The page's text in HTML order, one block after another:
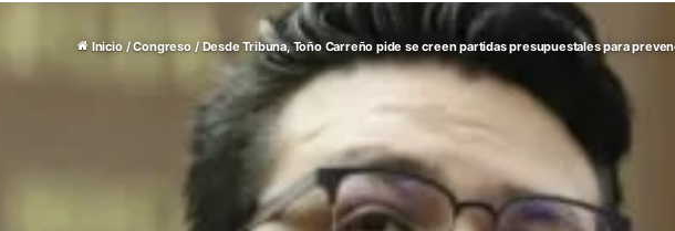
Inicio / Congreso / Desde Tribuna, Toño Carreño pide se creen partidas presupuestales para